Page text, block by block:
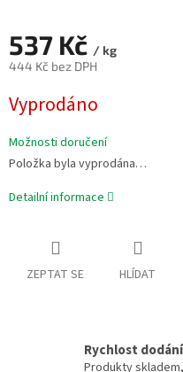
537 Kč / kg
444 Kč bez DPH
cena:
Vyprodáno
Možnosti doručení
Položka byla vyprodána…
Detailní informace
ZEPTAT SE HLÍDAT
Rychlost dodání
Produkty